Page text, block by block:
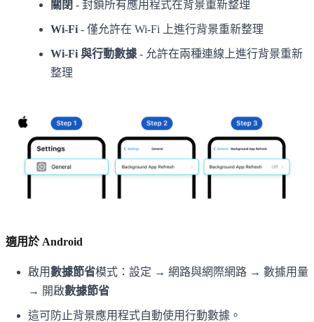
關閉 - 封鎖所有應用程式在背景重新整理
Wi-Fi - 僅允許在 Wi-Fi 上進行背景重新整理
Wi-Fi 與行動數據 - 允許在兩種連線上進行背景重新
整理
適用於 Android
啟用數據節省模式：設定 → 網路與網際網路 → 數據用量
→ 開啟數據節省
這可防止背景應用程式自動使用行動數據。